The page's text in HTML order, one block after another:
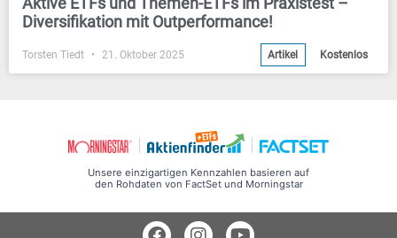
Diversifikation mit Outperformance!
Torsten Tiedt 21. Oktober 2025 Artikel Kostenlos
Unsere einzigartigen Kennzahlen basieren auf
den Rohdaten von FactSet und Morningstar